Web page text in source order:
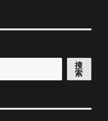
搜
索